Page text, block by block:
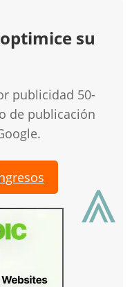
su
publicidad 50-
de publicación
⩓